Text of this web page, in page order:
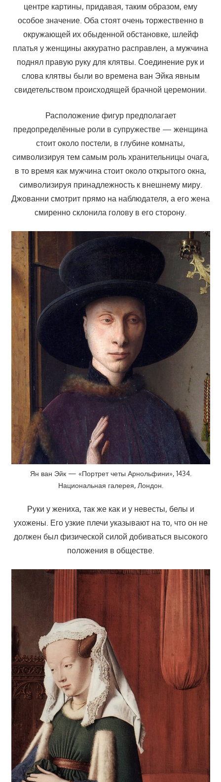
центре картины, придавая, таким образом, ему
особое значение. Оба стоят очень торжественно в
окружающей их обыденной обстановке, шлейф
платья у женщины аккуратно расправлен, а мужчина
поднял правую руку для клятвы. Соединение рук и
слова клятвы были во времена ван Эйка явным
свидетельством происходящей брачной церемонии.
Расположение фигур предполагает
предопределённые роли в супружестве — женщина
стоит около постели, в глубине комнаты,
символизируя тем самым роль хранительницы очага,
в то время как мужчина стоит около открытого окна,
символизируя принадлежность к внешнему миру.
Джованни смотрит прямо на наблюдателя, а его жена
смиренно склонила голову в его сторону.
Ян ван Эйк — «Портрет четы Арнольфини», 1434.
Национальная галерея, Лондон.
Руки у жениха, так же как и у невесты, белы и
ухожены. Его узкие плечи указывают на то, что он не
должен был физической силой добиваться высокого
положения в обществе.